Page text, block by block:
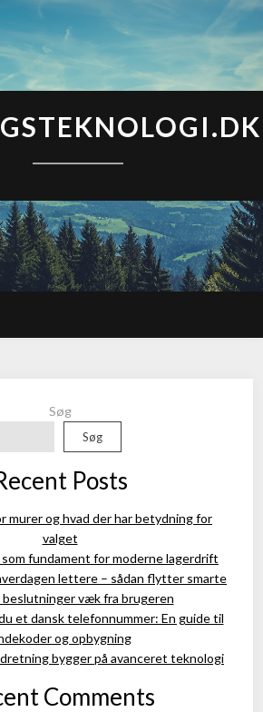
Søg
Søg
Posts
murer og hvad der har betydning for
valget
fundament for moderne lagerdrift
lettere – sådan flytter smarte
væk fra brugeren
et dansk telefonnummer: En guide til
og opbygning
bygger på avanceret teknologi
Comments